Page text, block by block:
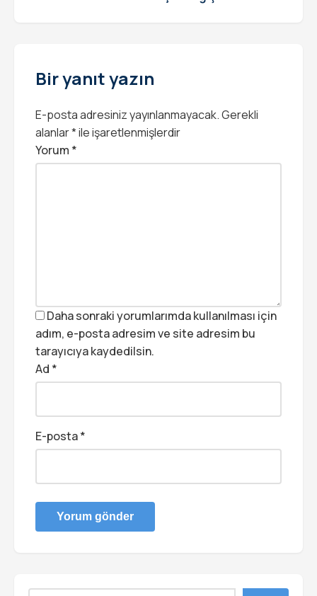
Bir yanıt yazın
E-posta adresiniz yayınlanmayacak.Gerekli
alanlar*ile işaretlenmişlerdir
Yorum *
Daha sonraki yorumlarımda kullanılması için
adım, e-posta adresim ve site adresim bu
tarayıcıya kaydedilsin.
Ad *
E-posta*